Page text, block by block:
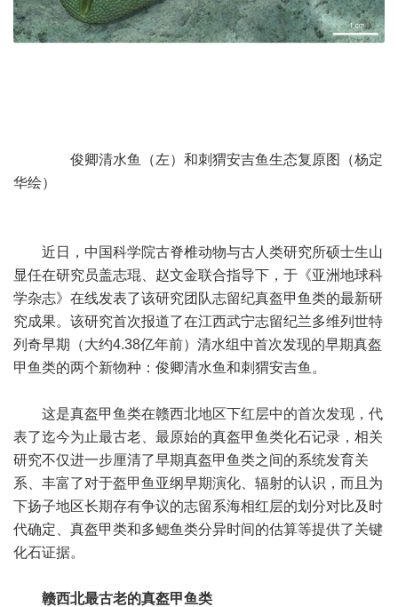
俊卿清水鱼（左）和刺猬安吉鱼生态复原图（杨定
华绘）
近日，中国科学院古脊椎动物与古人类研究所硕士生山
显任在研究员盖志琨、赵文金联合指导下，于《亚洲地球科
学杂志》在线发表了该研究团队志留纪真盔甲鱼类的最新研
究成果。该研究首次报道了在江西武宁志留纪兰多维列世特
列奇早期（大约4.38亿年前）清水组中首次发现的早期真盔
甲鱼类的两个新物种：俊卿清水鱼和刺猬安吉鱼。
这是真盔甲鱼类在赣西北地区下红层中的首次发现，代
表了迄今为止最古老、最原始的真盔甲鱼类化石记录，相关
研究不仅进一步厘清了早期真盔甲鱼类之间的系统发育关
系、丰富了对于盔甲鱼亚纲早期演化、辐射的认识，而且为
下扬子地区长期存有争议的志留系海相红层的划分对比及时
代确定、真盔甲类和多鳃鱼类分异时间的估算等提供了关键
化石证据。
赣西北最古老的真盔甲鱼类